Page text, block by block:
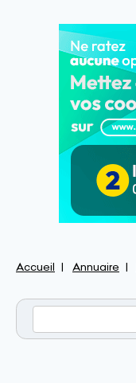
Accueil Annuaire